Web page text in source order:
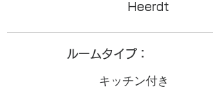
Heerdt
ルームタイプ：
キッチン付き